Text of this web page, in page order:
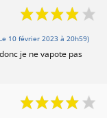
10 février 2023 à 20h59)
je ne vapote pas